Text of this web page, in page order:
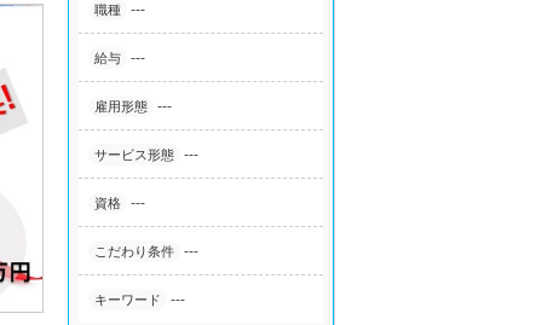
職種 ---
給与 ---
雇用形態 ---
サービス形態 ---
資格 ---
こだわり条件 ---
キーワード ---